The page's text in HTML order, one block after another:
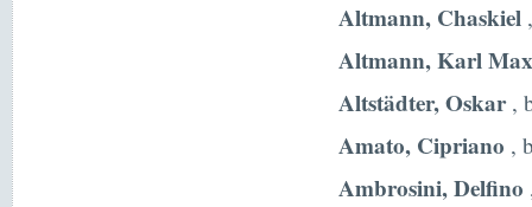
Altmann, Chaskiel
Altmann, Karl
Altstädter, Oskar,
Amato, Cipriano ,
Ambrosini, Delfino